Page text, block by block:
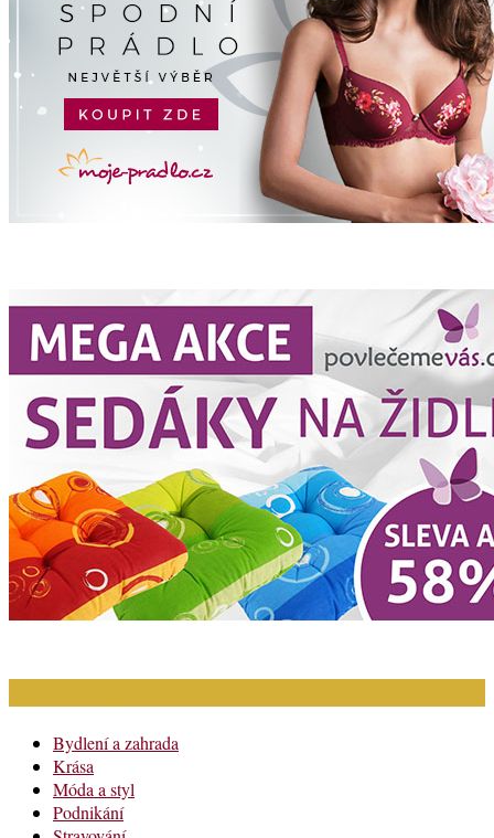
Bydlení a zahrada
Krása
Móda a styl
Podnikání